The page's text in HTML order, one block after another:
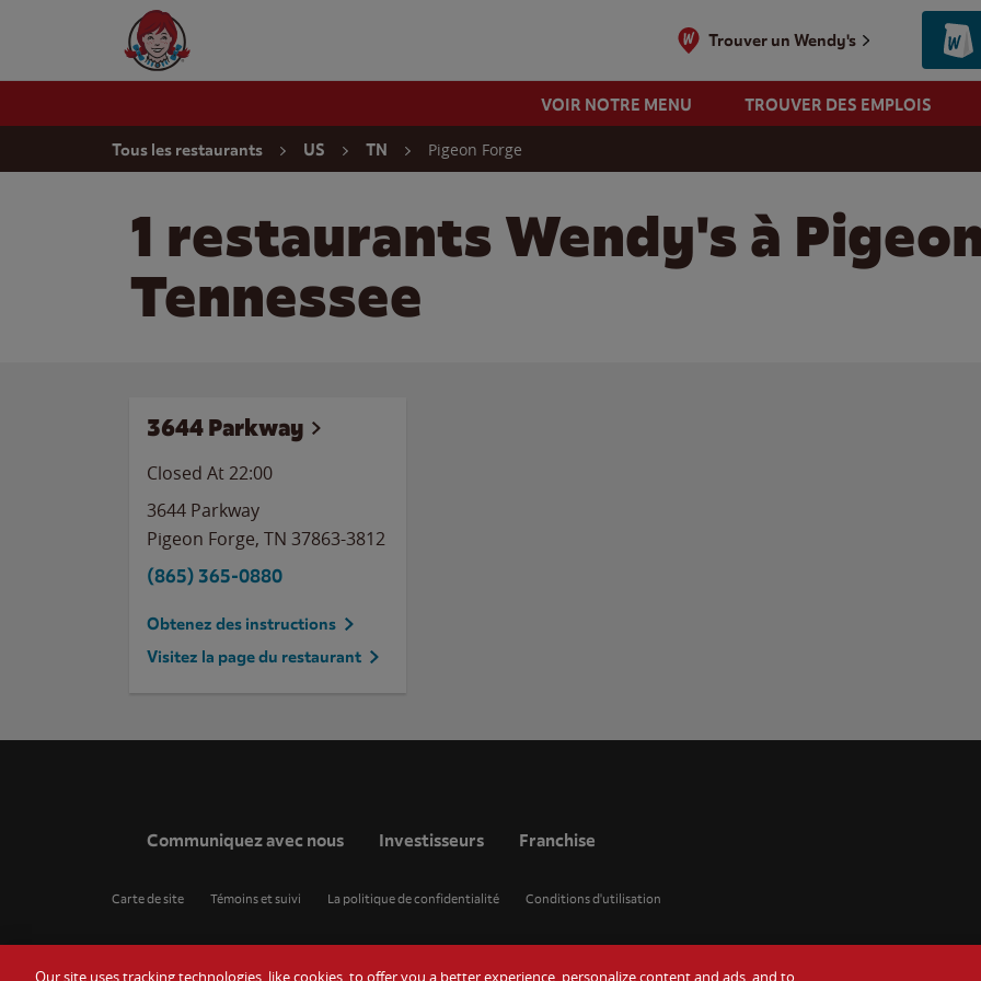
Wendy's Website Home
Trouver un Wendy's
VOIR NOTRE MENU TROUVER DES EMPLOIS
Return to NavTous les restaurants US TN Pigeon Forge
1 restaurants Wendy's à
Tennessee
3644 Parkway
Closed At22:00
3644 Parkway
Pigeon Forge, TN 37863-3812
(865) 365-0880
Obtenez des instructions
Visitez la page du restaurant
Communiquez avec nous Investisseurs Franchise
Carte de site Témoins et suivi La politique de confidentialité Conditions d'utilisation
Our site uses tracking technologies, like cookies, to offer you a better experience, personalize content and ads, and to